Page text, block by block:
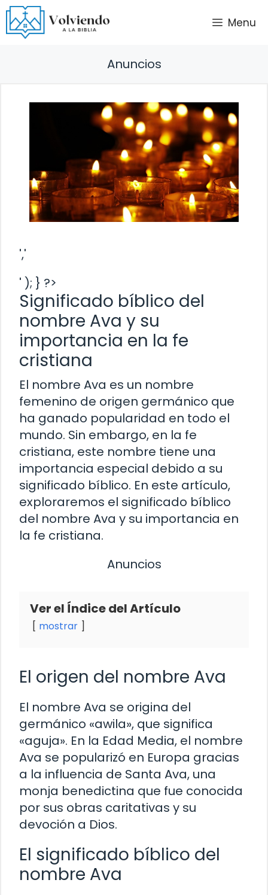
Saltar
al
contenido
Menu
Anuncios
','
' ); } ?>
Significado bíblico del
nombre Ava y su
importancia en la fe
cristiana
El nombre Ava es un nombre
femenino de origen germánico que
ha ganado popularidad en todo el
mundo. Sin embargo, en la fe
cristiana, este nombre tiene una
importancia especial debido a su
significado bíblico. En este artículo,
exploraremos el significado bíblico
del nombre Ava y su importancia en
la fe cristiana.
Anuncios
Ver el Índice del Artículo
mostrar
El origen del nombre Ava
El nombre Ava se origina del
germánico «awila», que significa
«aguja». En la Edad Media, el nombre
Ava se popularizó en Europa gracias
a la influencia de Santa Ava, una
monja benedictina que fue conocida
por sus obras caritativas y su
devoción a Dios.
El significado bíblico del
nombre Ava